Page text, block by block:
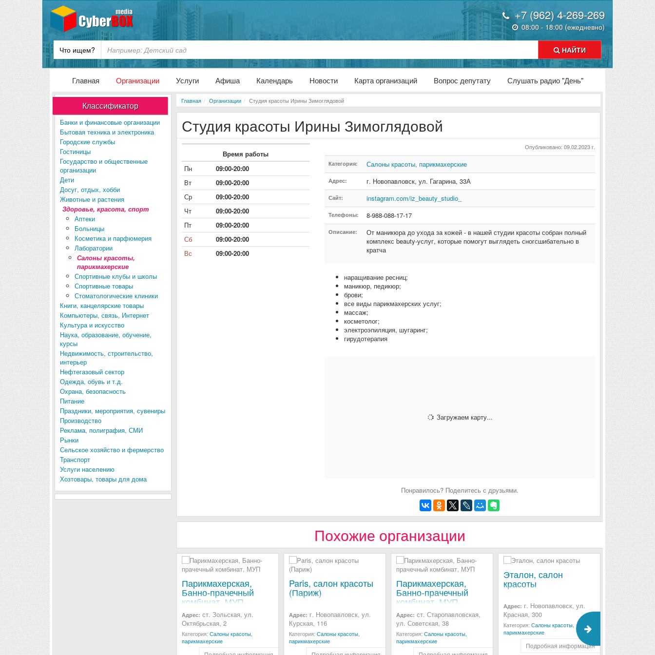
+7 (962) 4-269-269
08:00 - 18:00 (ежедневно)
Что ищем? НАЙТИ
Главная Организации Услуги Афиша Календарь Новости Карта организаций Вопрос депутату Слушать радио "День"
Классификатор
Банки и финансовые организации
Бытовая техника и электроника
Городские службы
Гостиницы
Государство и общественные
организации
Дети
Досуг, отдых, хобби
Животные и растения
Здоровье, красота, спорт
Аптеки
Больницы
Косметика и парфюмерия
Лаборатории
Салоны красоты,
парикмахерские
Спортивные клубы и школы
Спортивные товары
Стоматологические клиники
Книги, канцелярские товары
Компьютеры, связь, Интернет
Культура и искусство
Наука, образование, обучение,
курсы
Недвижимость, строительство,
интерьер
Нефтегазовый сектор
Одежда, обувь и т.д.
Охрана, безопасность
Питание
Праздники, мероприятия, сувениры
Производство
Реклама, полиграфия, СМИ
Рынки
Сельское хозяйство и фермерство
Транспорт
Услуги населению
Хозтовары, товары для дома
Главная Организации Студия красоты Ирины Зимоглядовой
Студия красоты Ирины Зимоглядовой
Время работы
Пн
09:00-20:00
Вт
09:00-20:00
Ср
09:00-20:00
Чт
09:00-20:00
Пт
09:00-20:00
Сб
09:00-20:00
Вс
09:00-20:00
Опубликовано: 09.02.2023 г.
Категория: Салоны красоты, парикмахерские
Адрес: г. Новопавловск, ул. Гагарина, 33А
Сайт: instagram.com/iz_beauty_studio_
Телефоны: 8-988-088-17-17
Описание:
От маникюра до ухода за кожей - в нашей студии красоты собран полный
комплекс beauty-услуг, которые помогут выглядеть сногсшибательно в
кратча
наращивание ресниц;
маникюр, педикюр;
брови;
все виды парикмахерских услуг;
массаж;
косметолог;
электроэпиляция, шугаринг;
гирудотерапия
Загружаем карту...
Понравилось? Поделитесь с друзьями.
Похожие организации
Парикмахерская,
Банно-прачечный
комбинат, МУП
Адрес: ст. Зольская, ул.
Октябрьская, 2
Категория: Салоны красоты,
парикмахерские
Paris, салон красоты
(Париж)
Адрес: г. Новопавловск, ул.
Курская, 116
Категория: Салоны красоты,
парикмахерские
Парикмахерская,
Банно-прачечный
комбинат, МУП
Адрес: ст. Старопавловская,
ул. Советская, 38
Категория: Салоны красоты,
парикмахерские
Эталон, салон
красоты
Адрес: г. Новопавловск, ул.
Красная, 300
Категория: Салоны красоты,
парикмахерские
Подробная информация
Банно-
Адрес:п.
Юбилейная, 2
Категория:
парикмахерские